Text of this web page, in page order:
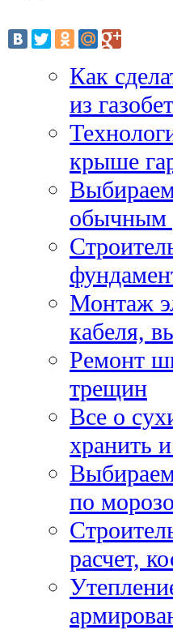
Как
из
крыше
Выбираем
обычным
Монтаж
кабеля,
Ремонт
трещин
Все о
хранить
по
расчет,